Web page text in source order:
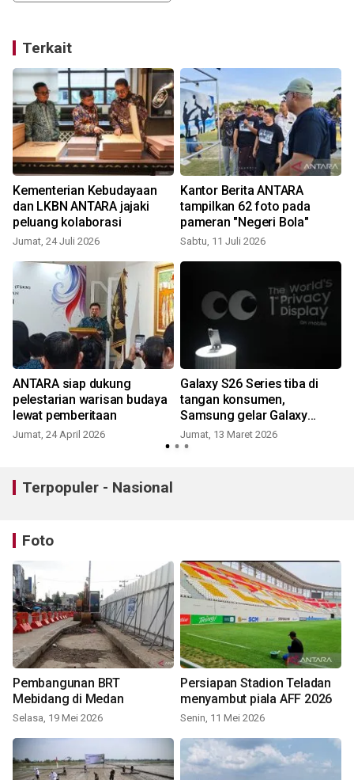
Terkait
Kementerian Kebudayaan
dan LKBN ANTARA jajaki
peluang kolaborasi
Jumat, 24 Juli 2026
Kantor Berita ANTARA
tampilkan 62 foto pada
pameran "Negeri Bola"
Sabtu, 11 Juli 2026
ANTARA siap dukung
pelestarian warisan budaya
lewat pemberitaan
Jumat, 24 April 2026
Galaxy S26 Series tiba di
tangan konsumen,
Samsung gelar Galaxy
Unboxing Day
Jumat, 13 Maret 2026
Terpopuler - Nasional
Foto
Pembangunan BRT
Mebidang di Medan
Selasa, 19 Mei 2026
Persiapan Stadion Teladan
menyambut piala AFF 2026
Senin, 11 Mei 2026